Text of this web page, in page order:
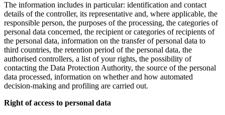
The information includes in particular: identification and contact
details of the controller, its representative and, where applicable, the
responsible person, the purposes of the processing, the categories of
personal data concerned, the recipient or categories of recipients of
the personal data, information on the transfer of personal data to
third countries, the retention period of the personal data, the
authorised controllers, a list of your rights, the possibility of
contacting the Data Protection Authority, the source of the personal
data processed, information on whether and how automated
decision-making and profiling are carried out.
Right of access to personal data